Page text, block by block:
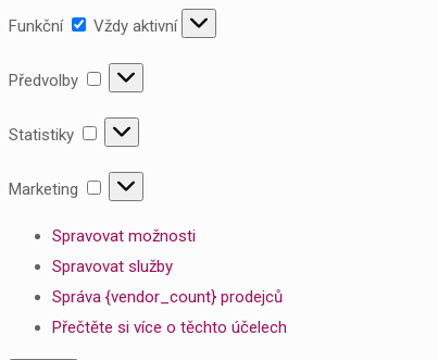
Funkční Funkční
Vždy aktivní
Předvolby Předvolby
Statistiky Statistiky
Marketing Marketing
Spravovat možnosti
Spravovat služby
Správa {vendor_count} prodejců
Přečtěte si více o těchto účelech